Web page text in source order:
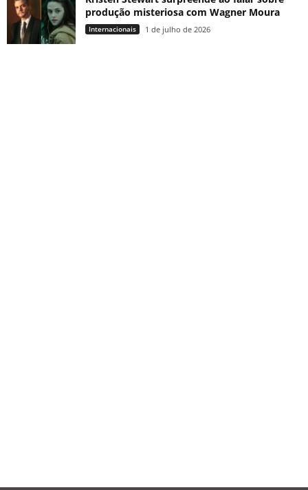
produção misteriosa com Wagner Moura
Internacionais 1 de julho de 2026